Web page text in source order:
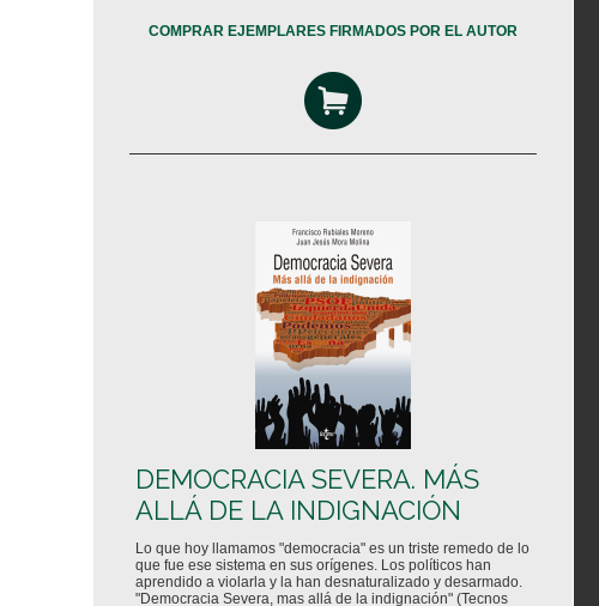
COMPRAR EJEMPLARES FIRMADOS POR EL AUTOR
DEMOCRACIA SEVERA. MÁS
ALLÁ DE LA INDIGNACIÓN
Lo que hoy llamamos "democracia" es un triste remedo de lo
que fue ese sistema en sus orígenes. Los políticos han
aprendido a violarla y la han desnaturalizado y desarmado.
"Democracia Severa, mas allá de la indignación" (Tecnos